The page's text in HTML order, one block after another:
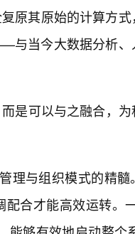
原其原始的计算方
当今大数据分析、
是可以与之融合，
理与组织模式的精
合才能高效运转。